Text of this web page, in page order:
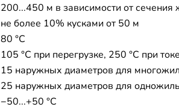
200...450 м в зависимости от сечения
не более 10% кусками от 50 м
80 °C
105 °C при перегрузке, 250 °C при
15 наружных диаметров для
25 наружных диаметров для
−50...+50 °C